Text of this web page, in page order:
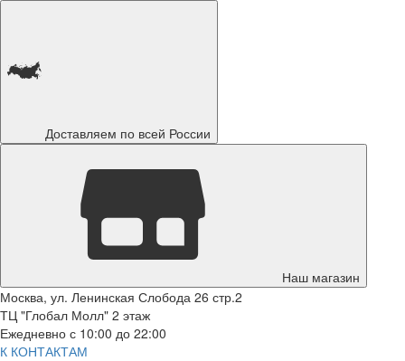
Доставляем по всей России
Наш магазин
Москва, ул. Ленинская Слобода 26 стр.2
ТЦ "Глобал Молл" 2 этаж
Ежедневно с 10:00 до 22:00
К КОНТАКТАМ